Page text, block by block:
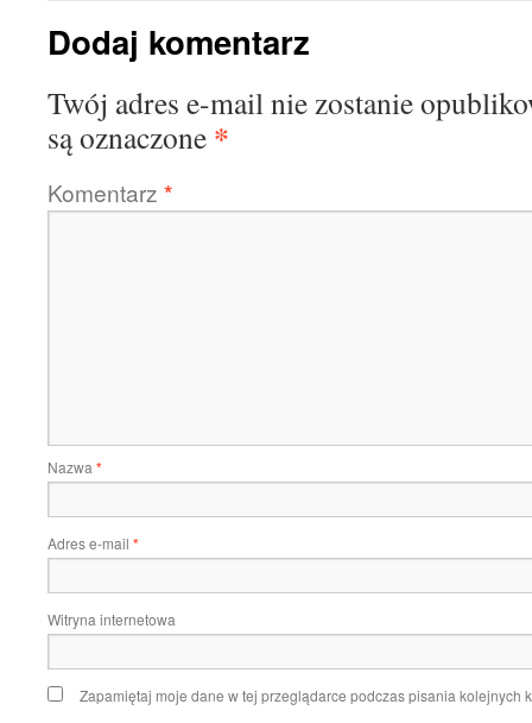
Dodaj komentarz
Twój adres e-mail nie zostanie
są oznaczone *
Komentarz *
Nazwa *
Adres e-mail *
Witryna internetowa
Zapamiętaj moje dane w tej przeglądarce podczas pisania kolejnych